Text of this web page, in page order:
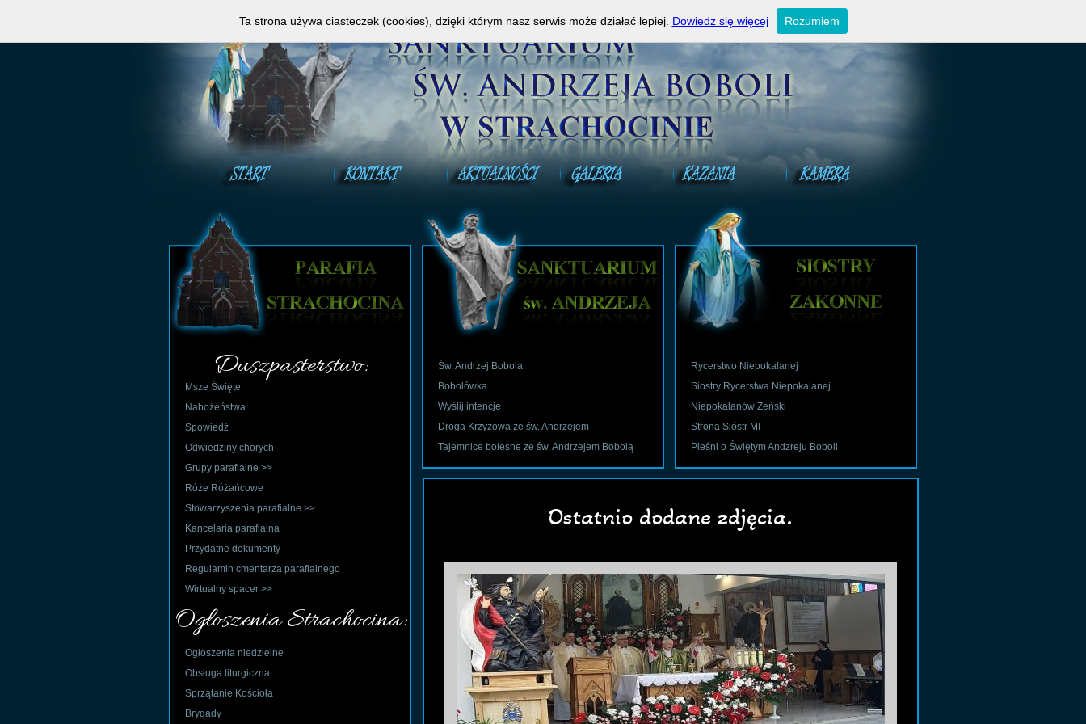
Ogłoszenia niedzielne
Ostatnio dodane zdjęcia.
Duszpasterstwo:
Msze Święte
Nabożeństwa
Spowiedź
Odwiedziny chorych
Grupy parafialne >>
Róże Różańcowe
Stowarzyszenia parafialne >>
Kancelaria parafialna
Przydatne dokumenty
Regulamin cmentarza parafialnego
Wirtualny spacer >>
Ogłoszenia Strachocina:
Ogłoszenia niedzielne
Obsługa liturgiczna
Sprzątanie Kościoła
Brygady
Św. Andrzej Bobola
Bobolówka
Wyślij intencje
Droga Krzyżowa ze św. Andrzejem
Tajemnice bolesne ze św. Andrzejem Bobolą
Rycerstwo Niepokalanej
Siostry Rycerstwa Niepokalanej
Niepokalanów Żeński
Strona Sióstr MI
Pieśni o Świętym Andzreju Boboli
Ta strona używa ciasteczek (cookies), dzięki którym nasz serwis może działać lepiej. Dowiedz się więcej Rozumiem